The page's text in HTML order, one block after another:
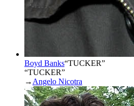
Boyd Banks“TUCKER”
“TUCKER”
→ Angelo Nicotra